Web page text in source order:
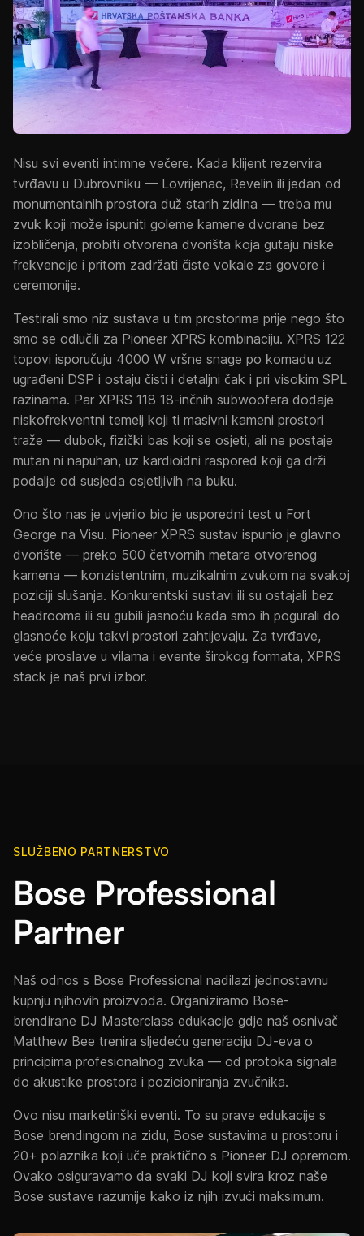
Nisu svi eventi intimne večere. Kada klijent rezervira
tvrđavu u Dubrovniku — Lovrijenac, Revelin ili jedan od
monumentalnih prostora duž starih zidina — treba mu
zvuk koji može ispuniti goleme kamene dvorane bez
izobličenja, probiti otvorena dvorišta koja gutaju niske
frekvencije i pritom zadržati čiste vokale za govore i
ceremonije.
Testirali smo niz sustava u tim prostorima prije nego što
smo se odlučili za Pioneer XPRS kombinaciju. XPRS 122
topovi isporučuju 4000 W vršne snage po komadu uz
ugrađeni DSP i ostaju čisti i detaljni čak i pri visokim SPL
razinama. Par XPRS 118 18-inčnih subwoofera dodaje
niskofrekventni temelj koji ti masivni kameni prostori
traže — dubok, fizički bas koji se osjeti, ali ne postaje
mutan ni napuhan, uz kardioidni raspored koji ga drži
podalje od susjeda osjetljivih na buku.
Ono što nas je uvjerilo bio je usporedni test u Fort
George na Visu. Pioneer XPRS sustav ispunio je glavno
dvorište — preko 500 četvornih metara otvorenog
kamena — konzistentnim, muzikalnim zvukom na svakoj
poziciji slušanja. Konkurentski sustavi ili su ostajali bez
headrooma ili su gubili jasnoću kada smo ih pogurali do
glasnoće koju takvi prostori zahtijevaju. Za tvrđave,
veće proslave u vilama i evente širokog formata, XPRS
stack je naš prvi izbor.
SLUŽBENO PARTNERSTVO
Bose Professional
Partner
Naš odnos s Bose Professional nadilazi jednostavnu
kupnju njihovih proizvoda. Organiziramo Bose-
brendirane DJ Masterclass edukacije gdje naš osnivač
Matthew Bee trenira sljedeću generaciju DJ-eva o
principima profesionalnog zvuka — od protoka signala
do akustike prostora i pozicioniranja zvučnika.
Ovo nisu marketinški eventi. To su prave edukacije s
Bose brendingom na zidu, Bose sustavima u prostoru i
20+ polaznika koji uče praktično s Pioneer DJ opremom.
Ovako osiguravamo da svaki DJ koji svira kroz naše
Bose sustave razumije kako iz njih izvući maksimum.